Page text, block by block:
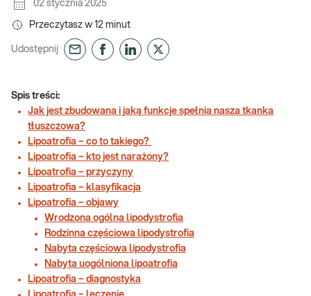
02 stycznia 2025
Przeczytasz w 12 minut
Udostępnij
Spis treści:
Jak jest zbudowana i jaką funkcje spełnia nasza tkanka
tłuszczowa?
Lipoatrofia – co to takiego?
Lipoatrofia – kto jest narażony?
Lipoatrofia – przyczyny
Lipoatrofia – klasyfikacja
Lipoatrofia – objawy
Wrodzona ogólna lipodystrofia
Rodzinna częściowa lipodystrofia
Nabyta częściowa lipodystrofia
Nabyta uogólniona lipoatrofia
Lipoatrofia – diagnostyka